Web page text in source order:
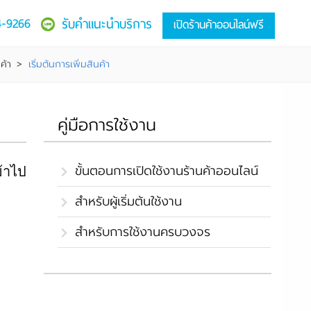
เปิดร้านค้าออนไลน์ฟรี
รับคำแนะนำบริการ
9266
า > เริ่มต้นการเพิ่มสินค้า
ไป
คู่มือการใช้งาน
ขั้นตอนการเปิดใช้งานร้านค้าออนไลน์
สำหรับผู้เริ่มต้นใช้งาน
สำหรับการใช้งานครบวงจร